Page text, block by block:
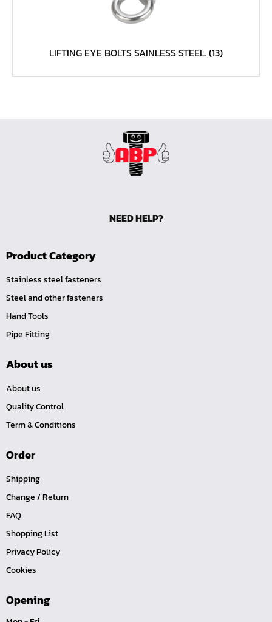
หน้าแปลนเหล็กเกลียวใน JEF PN16
หน้าแปลนเหล็กเกลียวใน JEF 10K TR
หน้าแปลนเหล็กเกลียวใน JEF 150P
หน้าแปลนเหล็กคอสูง JEF WNRF 150P
หน้าแปลนเหล็กบอด JEF 10K FF ชุบกัลวาไนซ์
หน้าแปลนเชื่อมเหล็ก JEF 150P RF ชุบกัลวาไนซ์
หน้าแปลนเชื่อมเหล็ก JEF 300P RF
ประแจตะขอ
คีมตัดสายเคเบิ้ล
คีมย้ำสายไฟ
คีมล๊อค
คีมหนีบ-ถ่างแหวน
คีมปากเฉียง
คีมปากจิ้งจก
บ๊อกซ์เดือยโผล่ Z-Series หกเหลี่ยม,ท๊อกซ์ ขนาด 1/4",
ลูกบ๊อกซ์ สั้น, ยาว Koken Z-Series ขนาด 1/4", 3/8", 1/2"
ข้อต่อ Z-Series ขนาด 1/4", 3/8", 1/2"
ซ็อกเก็ต Z-Series
ไขควงตอก
LIFTING EYE BOLTS SAINLESS STEEL.(13)
NEED HELP?
Product Category
Stainless steel fasteners
Steel and other fasteners
Hand Tools
Pipe Fitting
About us
About us
Quality Control
Term & Conditions
Order
Shipping
Change / Return
FAQ
Shopping List
Privacy Policy
Cookies
Opening